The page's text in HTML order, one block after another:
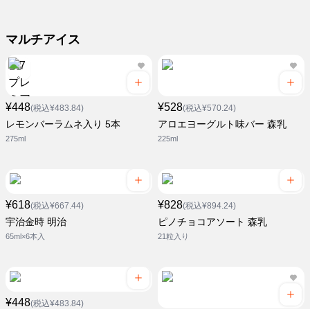
マルチアイス
¥448(税込¥483.84)
レモンバーラムネ入り 5本
275ml
¥528(税込¥570.24)
アロエヨーグルト味バー 森乳
225ml
¥618(税込¥667.44)
宇治金時 明治
65ml×6本入
¥828(税込¥894.24)
ピノチョコアソート 森乳
21粒入り
¥448(税込¥483.84)